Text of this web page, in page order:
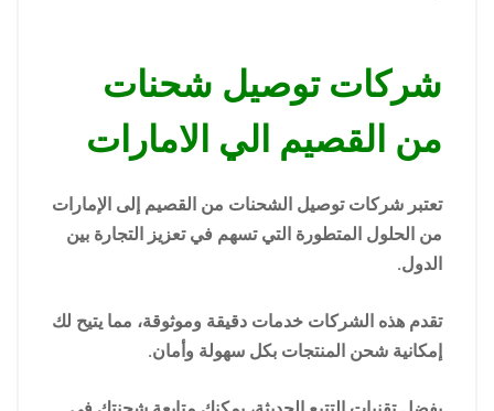
شركات توصيل شحنات
من القصيم الي الامارات
تعتبر شركات توصيل الشحنات من القصيم إلى الإمارات
من الحلول المتطورة التي تسهم في تعزيز التجارة بين
الدول.
تقدم هذه الشركات خدمات دقيقة وموثوقة، مما يتيح لك
إمكانية شحن المنتجات بكل سهولة وأمان.